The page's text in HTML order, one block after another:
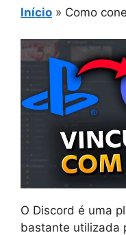
Início » Como
O Discord é uma
bastante utilizada